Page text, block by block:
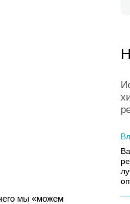
мы «можем